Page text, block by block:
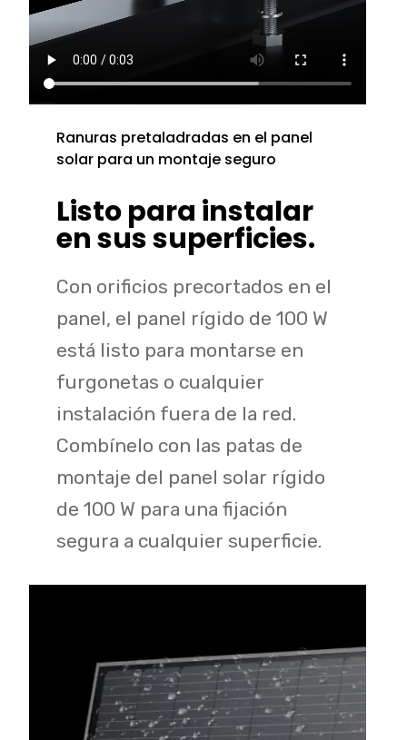
Ranuras pretaladradas en el panel
solar para un montaje seguro
Listo para instalar
en sus superficies.
Con orificios precortados en el
panel, el panel rígido de 100 W
está listo para montarse en
furgonetas o cualquier
instalación fuera de la red.
Combínelo con las patas de
montaje del panel solar rígido
de 100 W para una fijación
segura a cualquier superficie.